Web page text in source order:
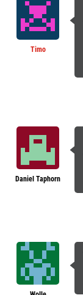
Timo
Daniel Taphorn